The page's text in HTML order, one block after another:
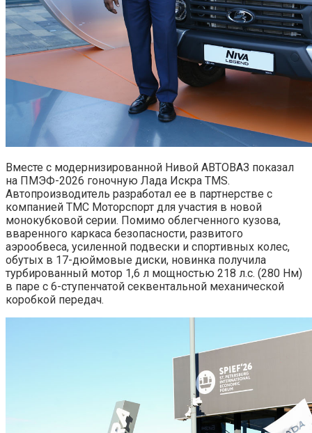
Вместе с модернизированной Нивой АВТОВАЗ показал
на ПМЭФ-2026 гоночную Лада Искра TMS.
Автопроизводитель разработал ее в партнерстве с
компанией ТМС Моторспорт для участия в новой
монокубковой серии. Помимо облегченного кузова,
вваренного каркаса безопасности, развитого
аэрообвеса, усиленной подвески и спортивных колес,
обутых в 17-дюймовые диски, новинка получила
турбированный мотор 1,6 л мощностью 218 л.с. (280 Нм)
в паре с 6-ступенчатой секвентальной механической
коробкой передач.